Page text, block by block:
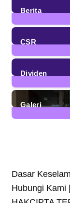
Berita
CSR
Dividen
Galeri
Dasar
Hubungi Kami